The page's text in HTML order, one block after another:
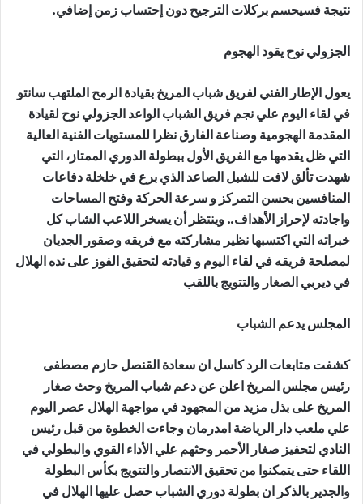
نتيجة فسيحسم بركلات الترجيح دون إحتساب زمن إضافي.
الجزولي نوح يقود الهجوم
يعول الإطار الفني لفريق شباب المريخ بقيادة الرمح الملتهب سانتو
في لقاء اليوم علي نجم فريق الشباب الواعد الجزولي نوح لقيادة
المقدمة الهجومية وصناعة الفارق نظرا للمستويات الفنية العالية
التي ظل يقدمها مع الفريق الأول ببطولة الدوري الممتاز، التي
شهدت تألق لافت للشبل الصاعد الذي برع في خلخلة دفاعات
المنافسين بحسن التمركز و سرعة الحركة وفتح المساحات
واجادته لإحراز الأهداف.. وينتظر أن يسخر اللاعب الشاب كل
خبراته التي اكتسبها نظير مشاركته مع فريقه وصقور الجديان
لمصلحة فريقه في لقاء اليوم و قيادته لتحقيق الفوز على نده الهلال
في ديربي الصغار والتتويج باللقب
المجلس يدعم الشباب
كشفت متابعات الرد كاسل ان سعادة القنصل حازم مصطفى
رئيس مجلس المريخ اعلن عن دعم شباب المريخ وحث صغار
المريخ على بذل مزيد من المجهود في مواجهة الهلال عصر اليوم
علي ملعب دار الرياضة امدرمان وجاءت الخطوة من قبل رئيس
النادي لتحفيز صغار الأحمر وحثهم علي الأداء القوي والبطولي في
اللقاء حتى يتمكنوا من تحقيق الانتصار والتتويج بكأس البطولة
والجدير بالذكر ان بطولة دوري الشباب حصل عليها الهلال في